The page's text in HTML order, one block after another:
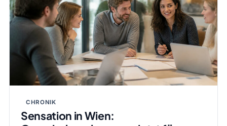
CHRONIK
Sensation in Wien: